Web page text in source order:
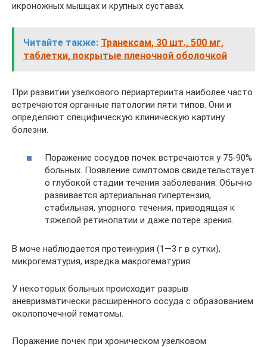
икроножных мышцах и крупных суставах.
Читайте также: Транексам, 30 шт., 500 мг,
таблетки, покрытые пленочной оболочкой
При развитии узелкового периартериита наиболее часто
встречаются органные патологии пяти типов. Они и
определяют специфическую клиническую картину
болезни.
Поражение сосудов почек встречаются у 75-90%
больных. Появление симптомов свидетельствует
о глубокой стадии течения заболевания. Обычно
развивается артериальная гипертензия,
стабильная, упорного течения, приводящая к
тяжёлой ретинопатии и даже потере зрения.
В моче наблюдается протеинурия (1—3 г в сутки),
микрогематурия, изредка макрогематурия.
У некоторых больных происходит разрыв
аневризматически расширенного сосуда с образованием
околопочечной гематомы.
Поражение почек при хроническом узелковом